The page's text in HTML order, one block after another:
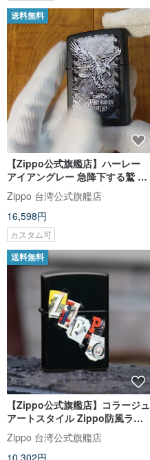
送料無料
【Zippo公式旗艦店】ハーレー
アイアングレー 急降下する鷲 防
風 Zippoライター 28485
Zippo 台湾公式旗艦店
16,598円
カスタム可
送料無料
【Zippo公式旗艦店】コラージュ
アートスタイル Zippo防風ライ
ター 46597
Zippo 台湾公式旗艦店
10,302円